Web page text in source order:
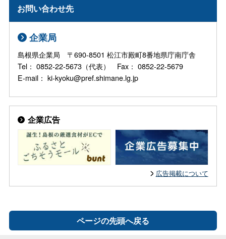
お問い合わせ先
企業局
島根県企業局 〒690-8501 松江市殿町8番地県庁南庁舎
Tel： 0852-22-5673（代表） Fax： 0852-22-5679
E-mail： ki-kyoku@pref.shimane.lg.jp
企業広告
広告掲載について
ページの先頭へ戻る